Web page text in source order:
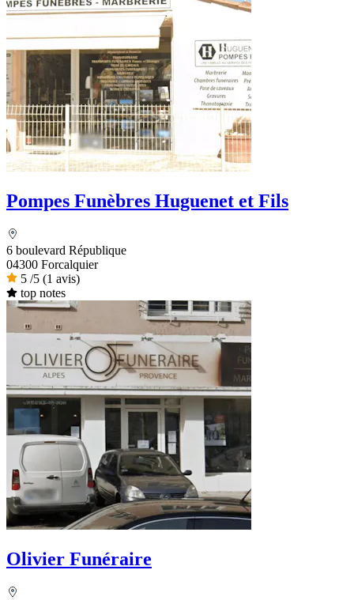
Pompes Funèbres Huguenet et Fils
6 boulevard République
04300 Forcalquier
5 /5 (1 avis)
top notes
Olivier Funéraire